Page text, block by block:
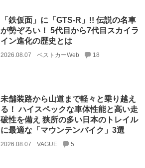
「鉄仮面」に「GTS-R」!! 伝説の名車
が勢ぞろい！ 5代目から7代目スカイラ
イン進化の歴史とは
2026.08.07 ベストカーWeb 18
未舗装路から山道まで軽々と乗り越え
る！ ハイスペックな車体性能と高い走
破性を備え 狭所の多い日本のトレイル
に最適な「マウンテンバイク」3選
2026.08.07 VAGUE 5